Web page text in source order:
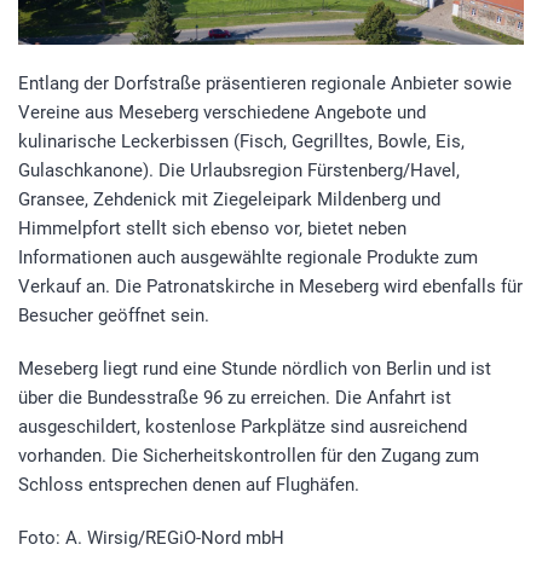
Entlang der Dorfstraße präsentieren regionale Anbieter sowie
Vereine aus Meseberg verschiedene Angebote und
kulinarische Leckerbissen (Fisch, Gegrilltes, Bowle, Eis,
Gulaschkanone). Die Urlaubsregion Fürstenberg/Havel,
Gransee, Zehdenick mit Ziegeleipark Mildenberg und
Himmelpfort stellt sich ebenso vor, bietet neben
Informationen auch ausgewählte regionale Produkte zum
Verkauf an. Die Patronatskirche in Meseberg wird ebenfalls für
Besucher geöffnet sein.
Meseberg liegt rund eine Stunde nördlich von Berlin und ist
über die Bundesstraße 96 zu erreichen. Die Anfahrt ist
ausgeschildert, kostenlose Parkplätze sind ausreichend
vorhanden. Die Sicherheitskontrollen für den Zugang zum
Schloss entsprechen denen auf Flughäfen.
Foto: A. Wirsig/REGiO-Nord mbH